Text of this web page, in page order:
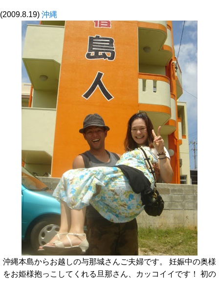
(2009.8.19) 沖縄
沖縄本島からお越しの与那城さんご夫婦です。 妊娠中の奥様
をお姫様抱っこしてくれる旦那さん、カッコイイです！ 初の